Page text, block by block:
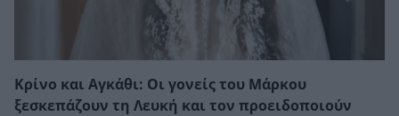
Κρίνο και Αγκάθι: Οι γονείς του Μάρκου
ξεσκεπάζουν τη Λευκή και τον προειδοποιούν